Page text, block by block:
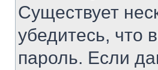
Существует
убедитесь, что
пароль. Если